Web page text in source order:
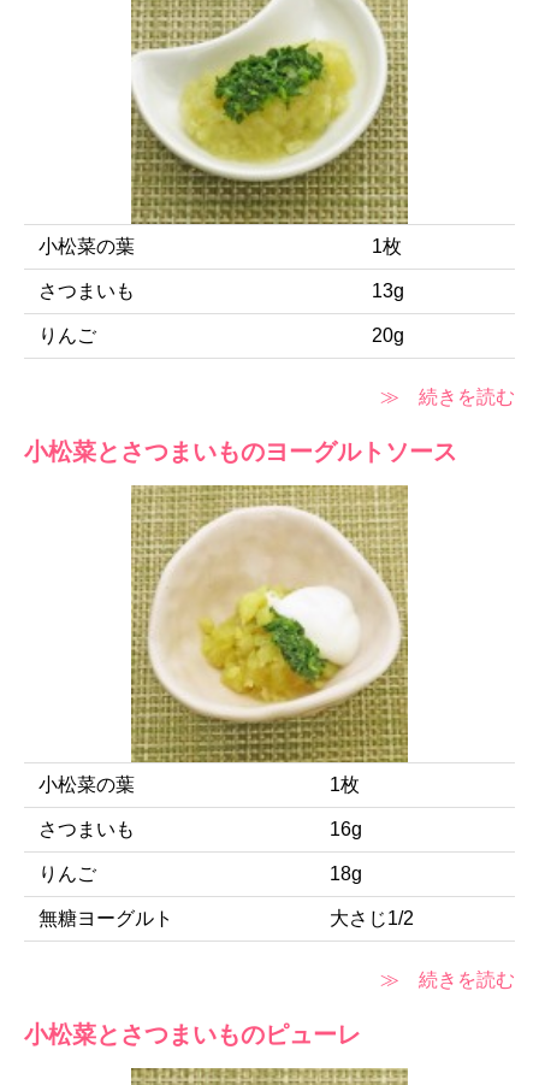
小松菜の葉 1枚
さつまいも 13g
りんご 20g
≫ 続きを読む
小松菜とさつまいものヨーグルトソース
小松菜の葉 1枚
さつまいも 16g
りんご 18g
無糖ヨーグルト 大さじ1/2
≫ 続きを読む
小松菜とさつまいものピューレ